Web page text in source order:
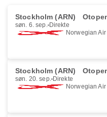
Stockholm (ARN)
søn. 6. sep. Direkte
Norwegian
Stockholm (ARN)
søn. 20. sep. Direkte
Norwegian